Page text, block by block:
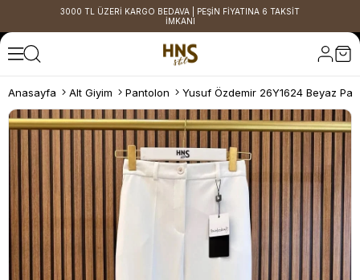
3000 TL ÜZERİ KARGO BEDAVA | PEŞİN FİYATINA 6 TAKSİT
İMKANI
Anasayfa Alt Giyim Pantolon